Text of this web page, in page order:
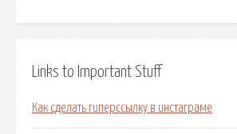
Links to Important Stuff
Как сделать гиперссылку в инстаграме